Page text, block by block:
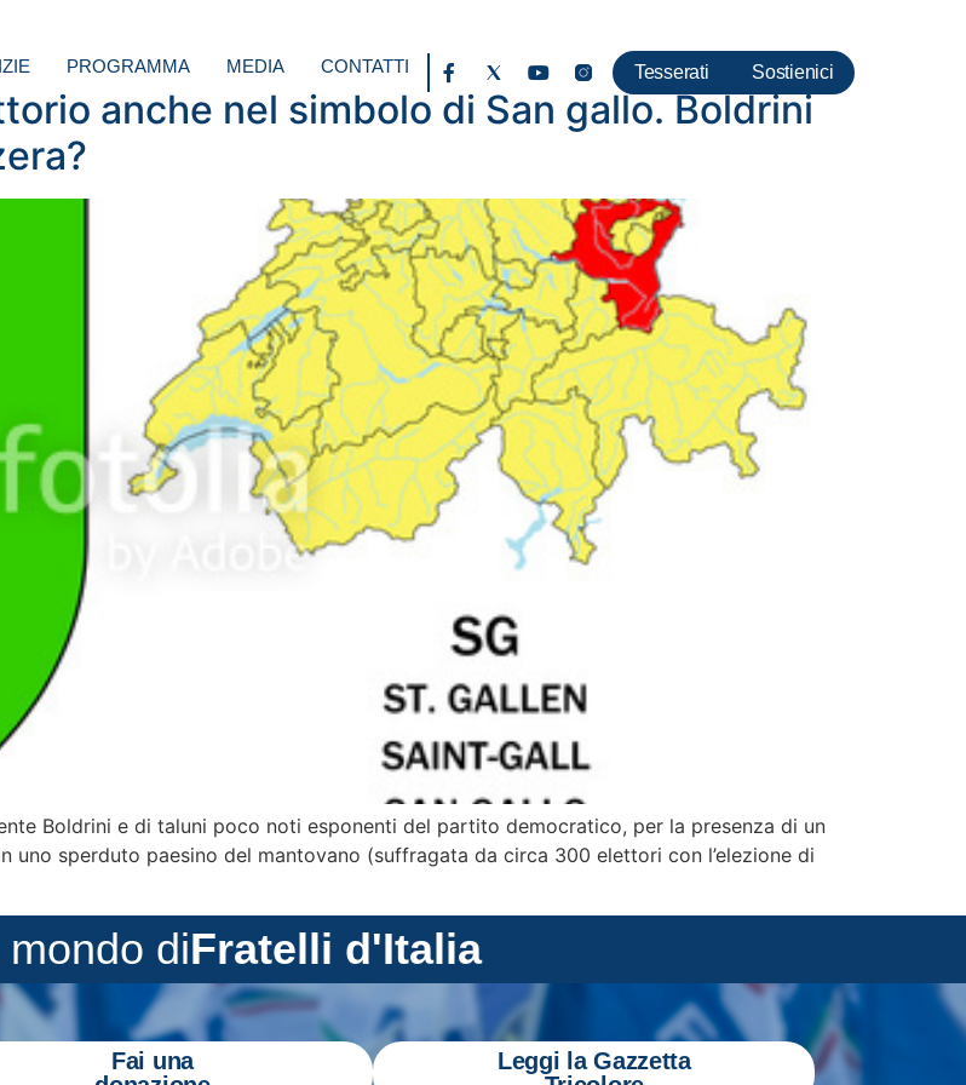
PROGRAMMA MEDIA CONTATTI Tesserati Sostienici
anche nel simbolo di San gallo. Boldrini
Boldrini e di taluni poco noti esponenti del partito democratico, per la presenza di un
sperduto paesino del mantovano (suffragata da circa 300 elettori con l’elezione di
diFratelli d'Italia
Fai una
Leggi la Gazzetta